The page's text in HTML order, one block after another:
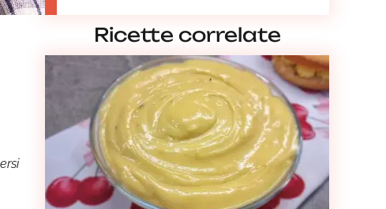
Ricette correlate